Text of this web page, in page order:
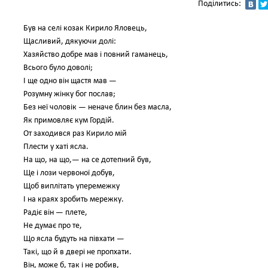
Поділитись:
Був на селі козак Кирило Яловець,
Щасливий, дякуючи долі:
Хазяйство добре мав і повний гаманець,
Всього було доволі;
І ще одно він щастя мав —
Розумну жінку бог послав;
Без неї чоловік — неначе блин без масла,
Як примовляє кум Гордій.
От заходився раз Кирило мій
Плести у хаті ясла.
На що, на що,— на се дотепний був,
Ще і лози червоної добув,
Щоб виплітать уперемежку
І на краях зробить мережку.
Радіє він — плете,
Не думає про те,
Що ясла будуть на півхати —
Такі, що й в двері не пропхати.
Він, може б, так і не робив,